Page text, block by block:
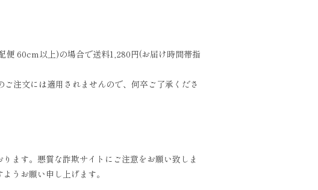
便 60cm以上)の場合で送料1,280円(お届け時間帯指
注文には適用されませんので、何卒ご了承くださ
ます。悪質な詐欺サイトにご注意をお願い致しま
うお願い申し上げます。